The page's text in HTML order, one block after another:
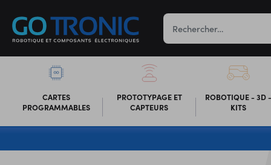
CARTES
PROGRAMMABLES
PROTOTYPAGE ET
CAPTEURS
ROBOTIQUE - 3D -
KITS